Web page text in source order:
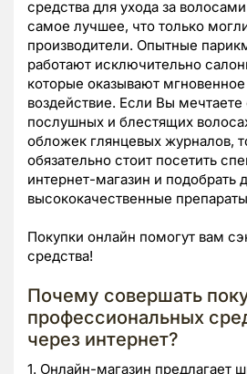
средства для ухода за
самое лучшее, что только
производители. Опытные
работают исключительно
которые оказывают
воздействие. Если Вы мечтаете
послушных и блестящих
обложек глянцевых журналов,
обязательно стоит посетить
интернет-магазин и подобрать
высококачественные
Покупки онлайн помогут вам
средства!
Почему совершать
профессиональных
через интернет?
1. Онлайн-магазин предлагает